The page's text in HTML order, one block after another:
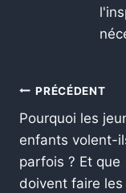
PRÉCÉDENT
Pourquoi les
enfants volent-
parfois ? Et que
doivent faire les